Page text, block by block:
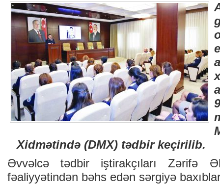
Xidmətində (DMX) tədbir keçirilib.
Əvvəlcə tədbir iştirakçıları Zərifə
fəaliyyətindən bəhs edən sərgiyə